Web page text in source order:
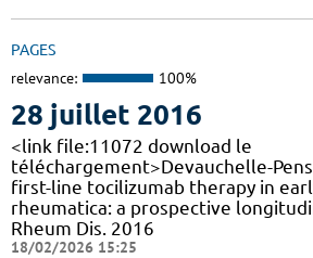
PAGES
relevance: 100%
28 juillet 2016
<link file:11072 download le
téléchargement>Devauchelle-
first-line tocilizumab therapy in
rheumatica: a prospective
Rheum Dis. 2016
18/02/2026 15:25